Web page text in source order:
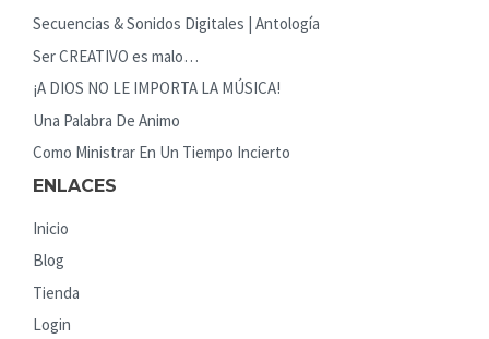
Secuencias & Sonidos Digitales | Antología
Ser CREATIVO es malo…
¡A DIOS NO LE IMPORTA LA MÚSICA!
Una Palabra De Animo
Como Ministrar En Un Tiempo Incierto
ENLACES
Inicio
Blog
Tienda
Login